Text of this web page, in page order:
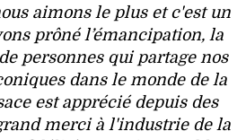
aimons le plus et c'est un
prôné l’émancipation, la
personnes qui partage nos
dans le monde de la
est apprécié depuis des
merci à l'industrie de la